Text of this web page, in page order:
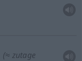
(≈ zutage